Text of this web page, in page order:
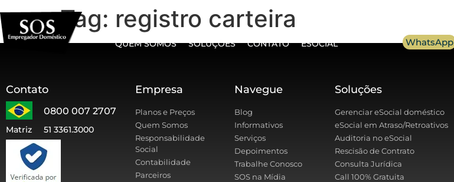
QUEM SOMOS SOLUÇÕES CONTATO ESOCIAL WhatsApp
Tag: registro carteira
Contato
0800 007 2707
Matriz 51 3361.3000
Empresa
Planos e Preços
Quem Somos
Responsabilidade
Social
Contabilidade
Parceiros
Navegue
Blog
Informativos
Serviços
Depoimentos
Trabalhe Conosco
SOS na Mídia
Soluções
Gerenciar eSocial doméstico
eSocial em Atraso/Retroativos
Auditoria no eSocial
Rescisão de Contrato
Consulta Jurídica
Call 100% Gratuita